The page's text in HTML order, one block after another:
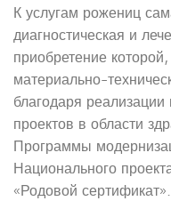
К услугам рожениц
диагностическая и
приобретение
материально-
благодаря
проектов в области
Программы
Национального
«Родовой сертификат».